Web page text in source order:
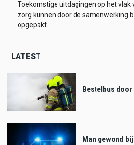
Toekomstige uitdagingen op het vlak
zorg kunnen door de samenwerking
opgepakt.
LATEST
Bestelbus
Man gewond